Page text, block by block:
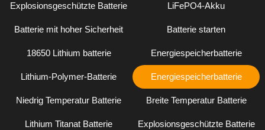
Explosionsgeschützte Batterie LiFePO4-Akku
Batterie mit hoher Sicherheit Batterie starten
18650 Lithium batterie Energiespeicherbatterie
Lithium-Polymer-Batterie Energiespeicherbatterie
Niedrig Temperatur Batterie Breite Temperatur Batterie
Lithium Titanat Batterie Explosionsgeschützte Batterie